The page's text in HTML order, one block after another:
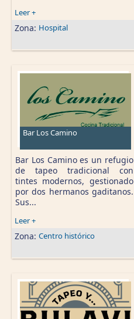
Leer +
Zona: Hospital
Bar Los Camino
Bar Los Camino es un refugio
de tapeo tradicional con
tintes modernos, gestionado
por dos hermanos gaditanos.
Sus...
Leer +
Zona: Centro histórico